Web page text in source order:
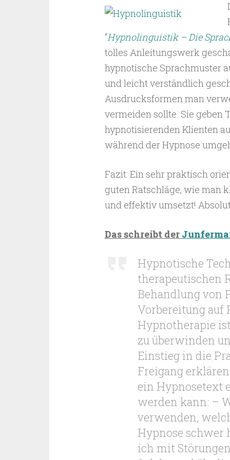
“Hypnolinguistik – Die
tolles Anleitungswerk
hypnotische Sprachmuster
und leicht verständlich
Ausdrucksformen man
vermeiden sollte. Sie geben
hypnotisierenden Klienten
während der Hypnose
Fazit: Ein sehr praktisch
guten Ratschläge, wie man
und effektiv umsetzt!
Das schreibt der
Hypnotische
therapeutischen
Behandlung von
Vorbereitung auf
Hypnotherapie
zu überwinden
Einstieg in die
Freigang
ein Hypnosetext
werden kann: –
verwenden,
Hypnose schwer
ich mit